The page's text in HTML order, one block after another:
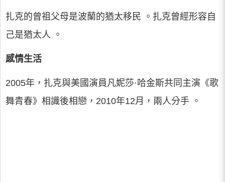
扎克的曾祖父母是波蘭的猶太移民 。扎克曾經形容自
己是猶太人 。
感情生活
2005年，扎克與美國演員凡妮莎·哈金斯共同主演《歌
舞青春》相識後相戀，2010年12月，兩人分手 。